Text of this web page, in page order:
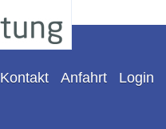
Kontakt Anfahrt Login